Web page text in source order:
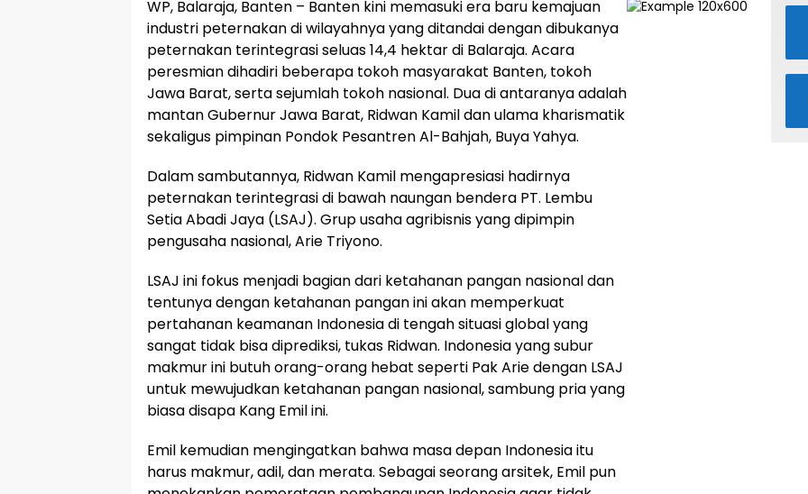
WP, Balaraja, Banten – Banten kini memasuki era baru kemajuan
industri peternakan di wilayahnya yang ditandai dengan dibukanya
peternakan terintegrasi seluas 14,4 hektar di Balaraja. Acara
peresmian dihadiri beberapa tokoh masyarakat Banten, tokoh
Jawa Barat, serta sejumlah tokoh nasional. Dua di antaranya adalah
mantan Gubernur Jawa Barat, Ridwan Kamil dan ulama kharismatik
sekaligus pimpinan Pondok Pesantren Al-Bahjah, Buya Yahya.
Dalam sambutannya, Ridwan Kamil mengapresiasi hadirnya
peternakan terintegrasi di bawah naungan bendera PT. Lembu
Setia Abadi Jaya (LSAJ). Grup usaha agribisnis yang dipimpin
pengusaha nasional, Arie Triyono.
LSAJ ini fokus menjadi bagian dari ketahanan pangan nasional dan
tentunya dengan ketahanan pangan ini akan memperkuat
pertahanan keamanan Indonesia di tengah situasi global yang
sangat tidak bisa diprediksi, tukas Ridwan. Indonesia yang subur
makmur ini butuh orang-orang hebat seperti Pak Arie dengan LSAJ
untuk mewujudkan ketahanan pangan nasional, sambung pria yang
biasa disapa Kang Emil ini.
Emil kemudian mengingatkan bahwa masa depan Indonesia itu
harus makmur, adil, dan merata. Sebagai seorang arsitek, Emil pun